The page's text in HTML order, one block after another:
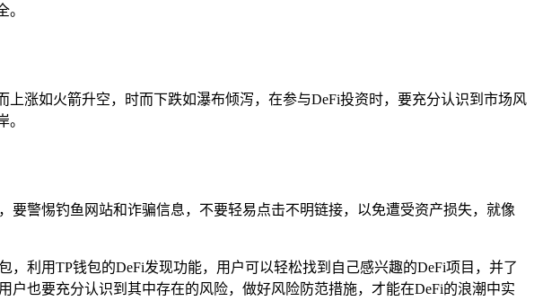
涨如火箭升空，时而下跌如瀑布倾泻，在参与DeFi投资时，要充分认识到市场风
警惕钓鱼网站和诈骗信息，不要轻易点击不明链接，以免遭受资产损失，就像
利用TP钱包的DeFi发现功能，用户可以轻松找到自己感兴趣的DeFi项目，并了
也要充分认识到其中存在的风险，做好风险防范措施，才能在DeFi的浪潮中实